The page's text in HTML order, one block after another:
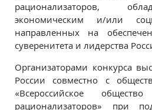
рационализаторов,
экономическим и/или
направленных на
суверенитета и лидерства
Организаторами конкурса
России совместно с
«Всероссийское
рационализаторов» при